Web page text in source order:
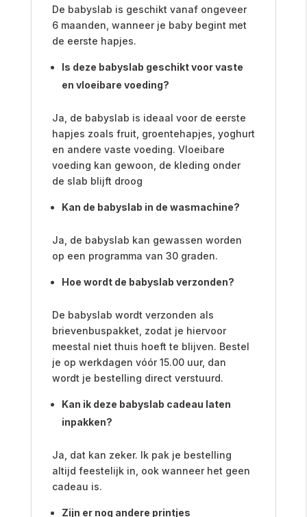
De babyslab is geschikt vanaf ongeveer
6 maanden, wanneer je baby begint met
de eerste hapjes.
Is deze babyslab geschikt voor vaste
en vloeibare voeding?
Ja, de babyslab is ideaal voor de eerste
hapjes zoals fruit, groentehapjes, yoghurt
en andere vaste voeding. Vloeibare
voeding kan gewoon, de kleding onder
de slab blijft droog
Kan de babyslab in de wasmachine?
Ja, de babyslab kan gewassen worden
op een programma van 30 graden.
Hoe wordt de babyslab verzonden?
De babyslab wordt verzonden als
brievenbuspakket, zodat je hiervoor
meestal niet thuis hoeft te blijven. Bestel
je op werkdagen vóór 15.00 uur, dan
wordt je bestelling direct verstuurd.
Kan ik deze babyslab cadeau laten
inpakken?
Ja, dat kan zeker. Ik pak je bestelling
altijd feestelijk in, ook wanneer het geen
cadeau is.
Zijn er nog andere printjes